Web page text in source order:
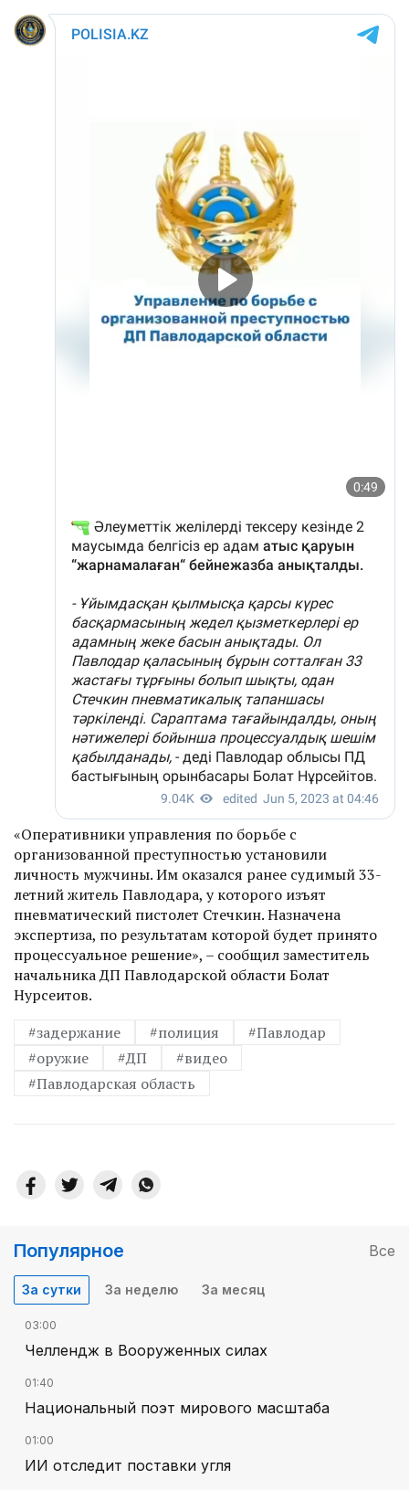
«Оперативники управления по борьбе с
организованной преступностью установили
личность мужчины. Им оказался ранее судимый 33-
летний житель Павлодара, у которого изъят
пневматический пистолет Стечкин. Назначена
экспертиза, по результатам которой будет принято
процессуальное решение», – сообщил заместитель
начальника ДП Павлодарской области Болат
Нурсеитов.
#задержание
#полиция
#Павлодар
#оружие
#ДП
#видео
#Павлодарская область
Популярное Все
За сутки За неделю За месяц
03:00
Челлендж в Вооруженных силах
01:40
Национальный поэт мирового масштаба
01:00
ИИ отследит поставки угля